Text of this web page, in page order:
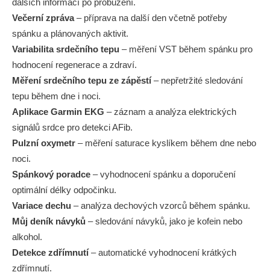
dalších informací po probuzení.
Večerní zpráva– příprava na další den včetně potřeby
spánku a plánovaných aktivit.
Variabilita srdečního tepu – měření VST během spánku pro
hodnocení regenerace a zdraví.
Měření srdečního tepu ze zápěstí– nepřetržité sledování
tepu během dne i noci.
Aplikace Garmin EKG – záznam a analýza elektrických
signálů srdce pro detekci AFib.
Pulzní oxymetr – měření saturace kyslíkem během dne nebo
noci.
Spánkový poradce – vyhodnocení spánku a doporučení
optimální délky odpočinku.
Variace dechu – analýza dechových vzorců během spánku.
Můj deník návyků – sledování návyků, jako je kofein nebo
alkohol.
Detekce zdřímnutí– automatické vyhodnocení krátkých
zdřímnutí.